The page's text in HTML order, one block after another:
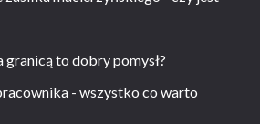
granicą to dobry pomysł?
- wszystko co warto